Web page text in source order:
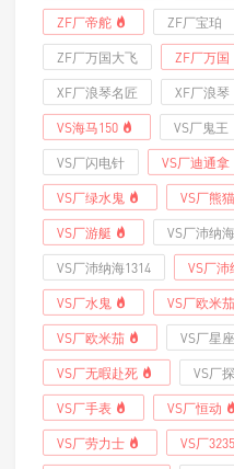
ZF厂帝舵 ZF厂宝珀
ZF厂万国大飞 ZF厂万国
XF厂浪琴名匠 XF厂浪琴
VS海马150 VS厂鬼王
VS厂闪电针 VS厂迪通拿
VS厂绿水鬼 VS厂熊
VS厂游艇 VS厂沛纳
VS厂沛纳海1314 VS厂沛
VS厂水鬼 VS厂欧米
VS厂欧米茄 VS厂星座
VS厂无暇赴死 VS厂
VS厂手表 VS厂恒动
VS厂劳力士 VS厂